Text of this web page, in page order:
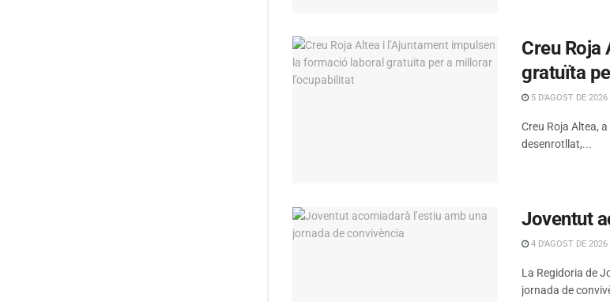
Creu Roja
gratuïta
5 D'AGOST DE 2026
Creu Roja Altea,
desenrotllat,...
Joventut
4 D'AGOST DE 2026
La Regidoria de
jornada de